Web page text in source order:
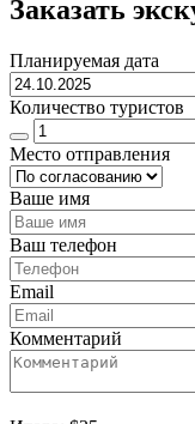
Заказать
Планируемая дата
Количество туристов
Место отправления
Ваше имя
Ваш телефон
Email
Комментарий